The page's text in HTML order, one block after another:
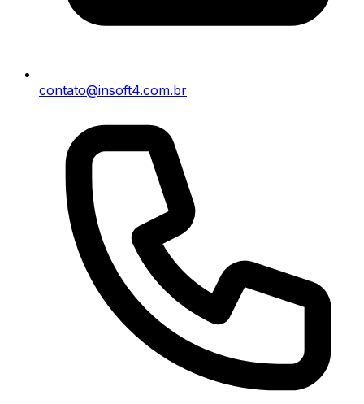
contato@insoft4.com.br